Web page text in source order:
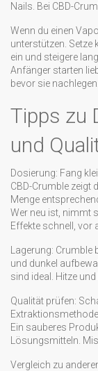
Nails. Bei CBD-
Wenn du einen
unterstützen. Setze
ein und steigere
Anfänger starten
bevor sie nachlegen.
Tipps zu
und
Dosierung: Fang
CBD-Crumble zeigt
Menge
Wer neu ist, nimmt
Effekte schnell, vor
Lagerung:
und dunkel
sind ideal. Hitze
Qualität prüfen:
Ein sauberes
Lösungsmitteln.
Vergleich zu